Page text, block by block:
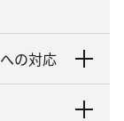
の対応